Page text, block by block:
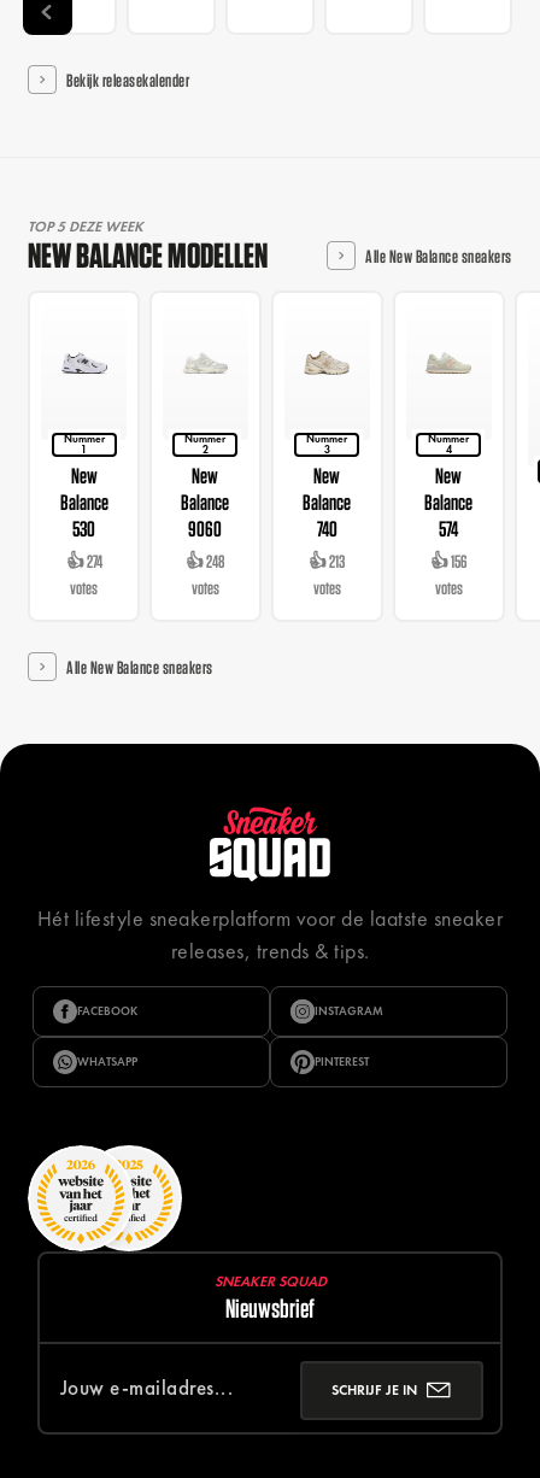
Bekijk releasekalender
TOP 5 DEZE WEEK
NEW BALANCE MODELLEN Alle New Balance sneakers
Nummer
1
New
Balance
530
👍 274
votes
Nummer
2
New
Balance
9060
👍 248
votes
Nummer
3
New
Balance
740
👍 213
votes
Nummer
4
New
Balance
574
👍 156
votes
Alle New Balance sneakers
Hét lifestyle sneakerplatform voor de laatste sneaker
releases, trends & tips.
FACEBOOK INSTAGRAM
WHATSAPP PINTEREST
SNEAKER SQUAD
Nieuwsbrief
SCHRIJF JE IN